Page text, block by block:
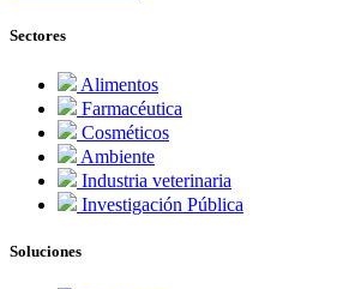
Sectores
Alimentos
Farmacéutica
Cosméticos
Ambiente
Industria veterinaria
Investigación Pública
Soluciones